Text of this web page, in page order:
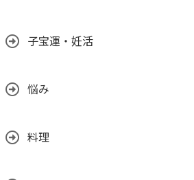
子宝運・妊活
悩み
料理